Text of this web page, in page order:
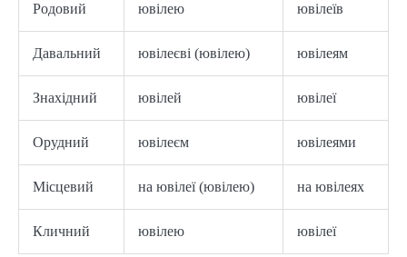
Родовий ювілею ювілеїв
Давальний ювілеєві (ювілею) ювілеям
Знахідний ювілей ювілеї
Орудний ювілеєм ювілеями
Місцевий на ювілеї (ювілею) на ювілеях
Кличний ювілею ювілеї